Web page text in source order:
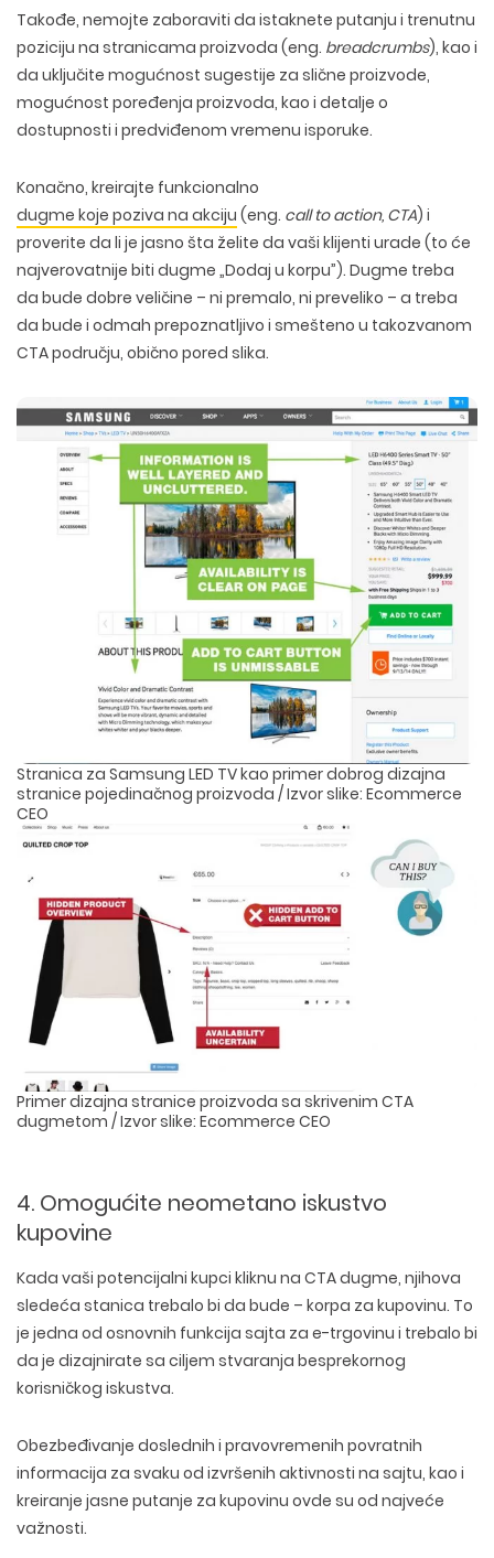
WEB TEHNOLOGIJE
WORDPRESS
DIZAJN WEB SAJTA
UI/UX DIZAJN
Takođe, nemojte zaboraviti da istaknete putanju i trenutnu
poziciju na stranicama proizvoda (eng. breadcrumbs), kao i
da uključite mogućnost sugestije za slične proizvode,
mogućnost poređenja proizvoda, kao i detalje o
dostupnosti i predviđenom vremenu isporuke.
Konačno, kreirajte funkcionalno
dugme koje poziva na akciju (eng. call to action, CTA) i
proverite da li je jasno šta želite da vaši klijenti urade (to će
najverovatnije biti dugme „Dodaj u korpu”). Dugme treba
da bude dobre veličine – ni premalo, ni preveliko – a treba
da bude i odmah prepoznatljivo i smešteno u takozvanom
CTA području, obično pored slika.
Stranica za Samsung LED TV kao primer dobrog dizajna
stranice pojedinačnog proizvoda / Izvor slike: Ecommerce
CEO
Primer dizajna stranice proizvoda sa skrivenim CTA
dugmetom / Izvor slike: Ecommerce CEO
4. Omogućite neometano iskustvo
kupovine
Kada vaši potencijalni kupci kliknu na CTA dugme, njihova
sledeća stanica trebalo bi da bude – korpa za kupovinu. To
je jedna od osnovnih funkcija sajta za e-trgovinu i trebalo bi
da je dizajnirate sa ciljem stvaranja besprekornog
korisničkog iskustva.
Obezbeđivanje doslednih i pravovremenih povratnih
informacija za svaku od izvršenih aktivnosti na sajtu, kao i
kreiranje jasne putanje za kupovinu ovde su od najveće
važnosti.